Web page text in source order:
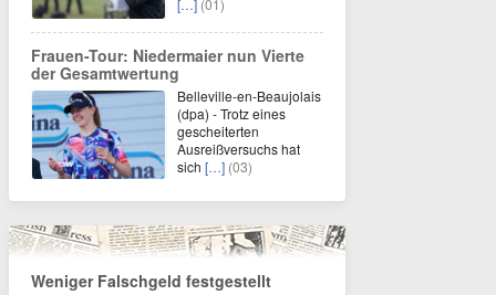
[…] (01)
Frauen-Tour: Niedermaier nun Vierte
der Gesamtwertung
Belleville-en-Beaujolais
(dpa) - Trotz eines
gescheiterten
Ausreißversuchs hat
sich […] (03)
Weniger Falschgeld festgestellt